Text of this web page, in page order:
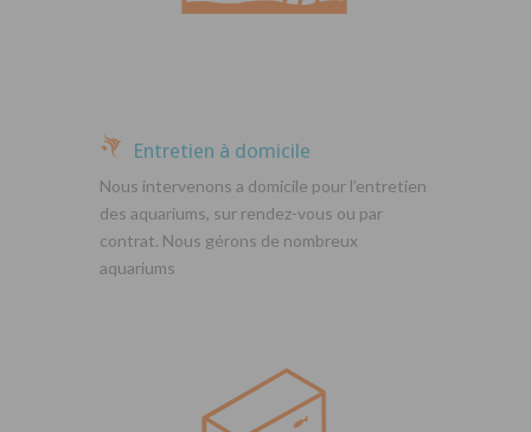
Entretien à domicile
Nous intervenons a domicile pour l’entretien
des aquariums, sur rendez-vous ou par
contrat. Nous gérons de nombreux
aquariums